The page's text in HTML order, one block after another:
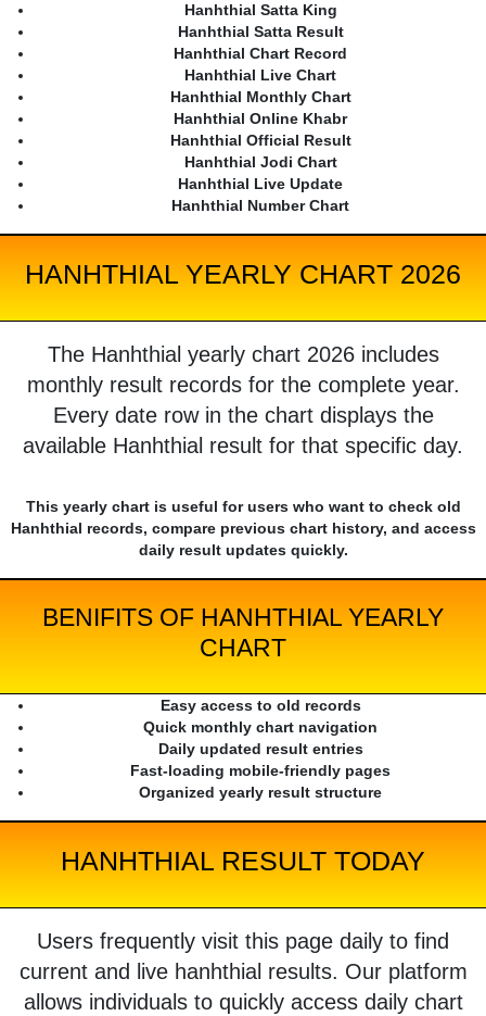
Hanhthial Satta King
Hanhthial Satta Result
Hanhthial Chart Record
Hanhthial Live Chart
Hanhthial Monthly Chart
Hanhthial Online Khabr
Hanhthial Official Result
Hanhthial Jodi Chart
Hanhthial Live Update
Hanhthial Number Chart
HANHTHIAL YEARLY CHART 2026
The Hanhthial yearly chart 2026 includes
monthly result records for the complete year.
Every date row in the chart displays the
available Hanhthial result for that specific day.
This yearly chart is useful for users who want to check old
Hanhthial records, compare previous chart history, and access
daily result updates quickly.
BENIFITS OF HANHTHIAL YEARLY
CHART
Easy access to old records
Quick monthly chart navigation
Daily updated result entries
Fast-loading mobile-friendly pages
Organized yearly result structure
HANHTHIAL RESULT TODAY
Users frequently visit this page daily to find
current and live hanhthial results. Our platform
allows individuals to quickly access daily chart